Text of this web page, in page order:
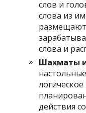
слов и
слова из
размещают
слова и
Шахматы
действия